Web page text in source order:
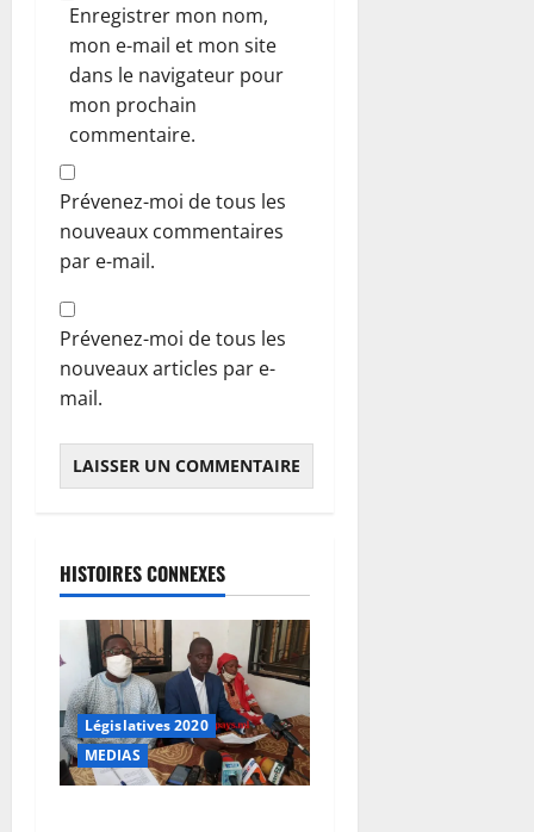
Enregistrer mon nom,
mon e-mail et mon site
dans le navigateur pour
mon prochain
commentaire.
Prévenez-moi de tous les
nouveaux commentaires
par e-mail.
Prévenez-moi de tous les
nouveaux articles par e-
mail.
HISTOIRES CONNEXES
Législatives 2020
MEDIAS